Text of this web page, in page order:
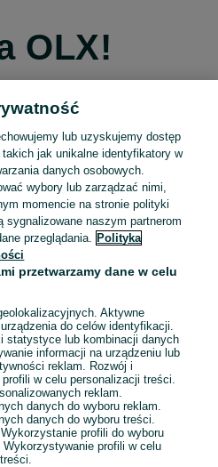
OLX!
przez Facebooka
przez konto Apple
przez konto Google
LUB
lub uzyskujemy dostęp
jak unikalne identyfikatory w
danych osobowych.
wybory lub zarządzać nimi,
momencie na stronie polityki
sygnalizowane naszym partnerom
przeglądania.
Polityka
przetwarzamy dane w celu
Aktywne
do celów identyfikacji.
statystyce lub kombinacji danych
informacji na urządzeniu lub
reklam. Rozwój i
w celu personalizacji treści.
reklam.
danych do wyboru reklam.
danych do wyboru treści.
profili do wyboru
profili w celu